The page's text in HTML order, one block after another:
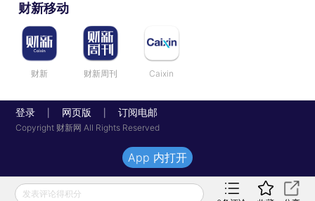
财新移动
财新 财新周刊 Caixin
登录 网页版 订阅电邮
Copyright 财新网 All Rights Reserved
发表评论得积分
App 内打开